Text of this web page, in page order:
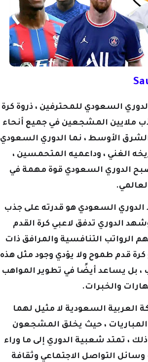
السعودي للمحترفين ، ذروة كرة
ملايين المشجعين في جميع أنحاء
الأوسط ، نما الدوري السعودي
الغني ، وداعميه المتحمسين ،
أصبح الدوري السعودي قوة مهمة في
السعودي هو قدرته على جذب
الدوري تدفق لاعبي كرة القدم
الرواتب التنافسية والمرافق ذات
قدم طموح ولا يؤدي وجود مثل هذه
، بل يساعد أيضًا في تطوير المواهب
والخبرات.
السعودية لا مثيل لهما
، حيث يخلق المشجعون
، تمتد شعبية الدوري إلى ما وراء
التواصل الاجتماعي وثقافة